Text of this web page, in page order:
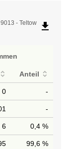
- Teltow
file_download
Anteil
0 -
-
6 0,4 %
99,6 %